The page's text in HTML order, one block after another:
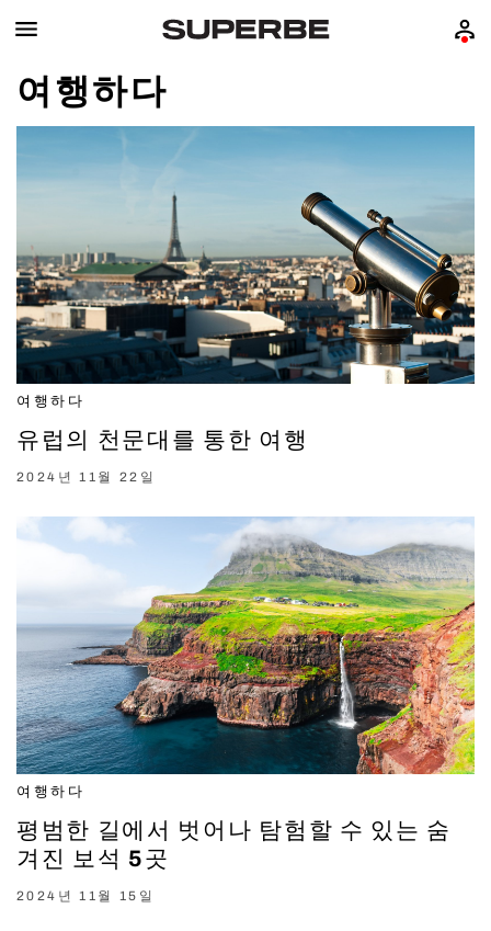
여행하다
여행하다
유럽의 천문대를 통한 여행
2024년 11월 22일
여행하다
평범한 길에서 벗어나 탐험할 수 있는 숨
겨진 보석 5곳
2024년 11월 15일